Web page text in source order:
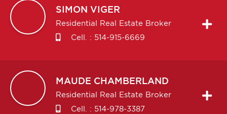
SIMON VIGER
Residential Real Estate Broker
Cell. : 514-915-6669
MAUDE CHAMBERLAND
Residential Real Estate Broker
Cell. : 514-978-3387